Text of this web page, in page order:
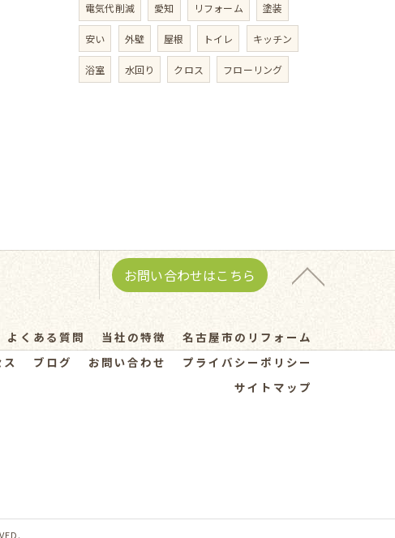
電気代削減 愛知 リフォーム 塗装
安い 外壁 屋根 トイレ キッチン
浴室 水回り クロス フローリング
お問い合わせはこちら
よくある質問 当社の特徴
名古屋市のリフォーム
ブログ お問い合わせ
プライバシーポリシー
サイトマップ